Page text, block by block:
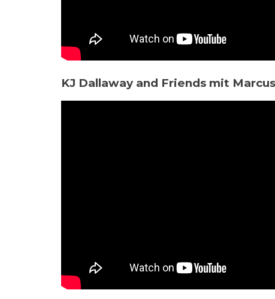
KJ Dallaway and Friends mit